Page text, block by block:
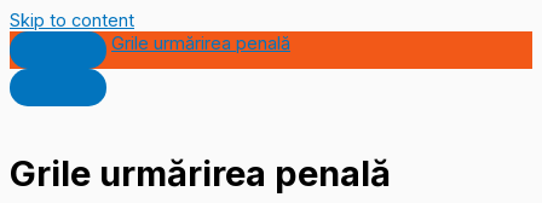
Skip to content
Grile urmărirea penală
Grile urmărirea penală